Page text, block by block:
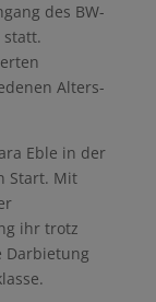
des BW-
statt.
Alters-
Eble in der
Start. Mit
ihr trotz
Darbietung